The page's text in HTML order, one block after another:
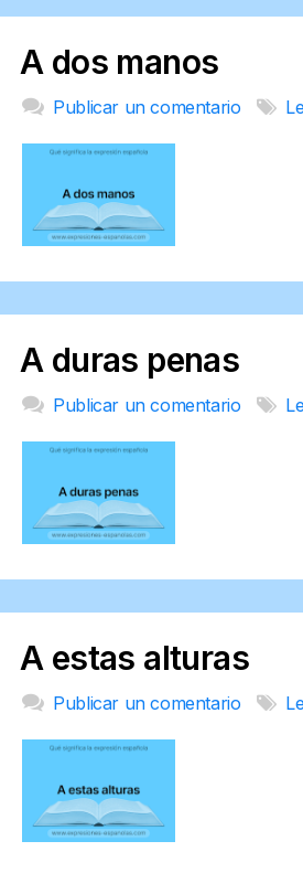
A dos manos
Publicar un comentario
A duras penas
Publicar un comentario
A estas alturas
Publicar un comentario